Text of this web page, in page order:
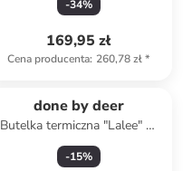
-34%
169,95 zł
Cena producenta: 260,78 zł*
done by deer
Butelka termiczna "Lalee" w
kolorze beżowym - 350 ml
-15%